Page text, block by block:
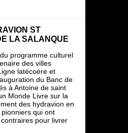
ST
LA SALANQUE
programme culturel
des villes
latécoère et
du Banc de
à Antoine de saint
Monde Livre sur la
des hydravion en
qui ont
pour livrer